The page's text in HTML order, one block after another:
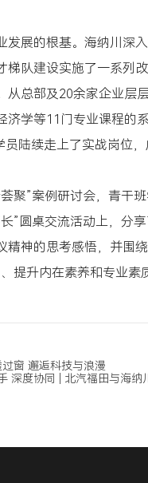
发展的根基。海纳川深
梯队建设实施了一系列
从总部及20余家企业层
济学等11门专业课程的
员陆续走上了实战岗位
聚”案例研讨会，青干
”圆桌交流活动上，分
精神的思考感悟，并围
提升内在素养和专业素
过窗 邂逅科技与浪漫
深度协同 | 北汽福田与海纳